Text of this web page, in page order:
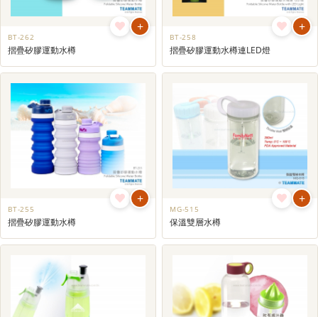
+
BT-262
摺疊矽膠運動水樽
+
BT-258
摺疊矽膠運動水樽連LED燈
+
BT-255
摺疊矽膠運動水樽
+
MG-515
保溫雙層水樽